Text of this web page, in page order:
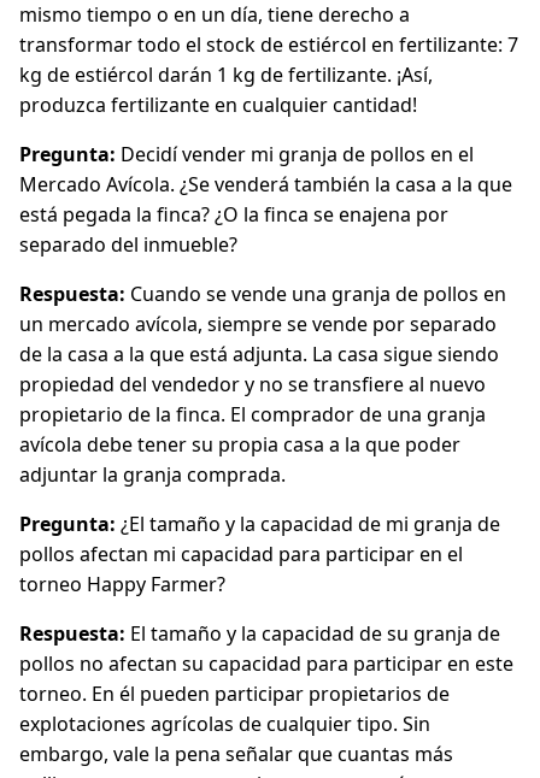
mismo tiempo o en un día, tiene derecho a
transformar todo el stock de estiércol en fertilizante: 7
kg de estiércol darán 1 kg de fertilizante. ¡Así,
produzca fertilizante en cualquier cantidad!
Pregunta: Decidí vender mi granja de pollos en el
Mercado Avícola. ¿Se venderá también la casa a la que
está pegada la finca? ¿O la finca se enajena por
separado del inmueble?
Respuesta: Cuando se vende una granja de pollos en
un mercado avícola, siempre se vende por separado
de la casa a la que está adjunta. La casa sigue siendo
propiedad del vendedor y no se transfiere al nuevo
propietario de la finca. El comprador de una granja
avícola debe tener su propia casa a la que poder
adjuntar la granja comprada.
Pregunta: ¿El tamaño y la capacidad de mi granja de
pollos afectan mi capacidad para participar en el
torneo Happy Farmer?
Respuesta: El tamaño y la capacidad de su granja de
pollos no afectan su capacidad para participar en este
torneo. En él pueden participar propietarios de
explotaciones agrícolas de cualquier tipo. Sin
embargo, vale la pena señalar que cuantas más